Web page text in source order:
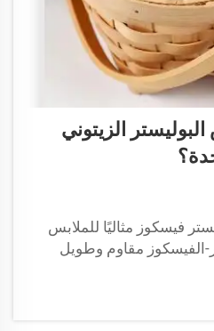
الزيتوني
فيسكوز مثاليًا للملابس
الفيسكوز مقاوم وطويل
التي ستُلبس يوميًا. يعتبر
موثوقًا به للملابس المخصصة
...